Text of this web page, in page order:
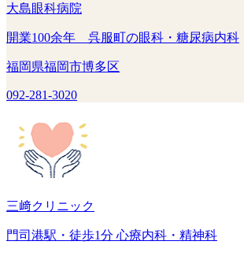
大島眼科病院
開業100余年 呉服町の眼科・糖尿病内科
福岡県福岡市博多区
092-281-3020
三﨑クリニック
門司港駅・徒歩1分 心療内科・精神科